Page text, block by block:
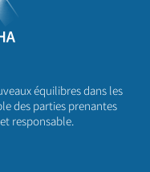
équilibres dans les
des parties prenantes
responsable.